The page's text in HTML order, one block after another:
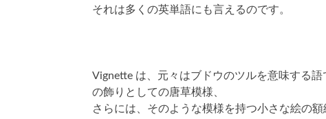
それは多くの英単語にも言えるのです。
Vignette は、元々はブドウのツルを意味する
の飾りとしての唐草模様、
さらには、そのような模様を持つ小さな絵の額